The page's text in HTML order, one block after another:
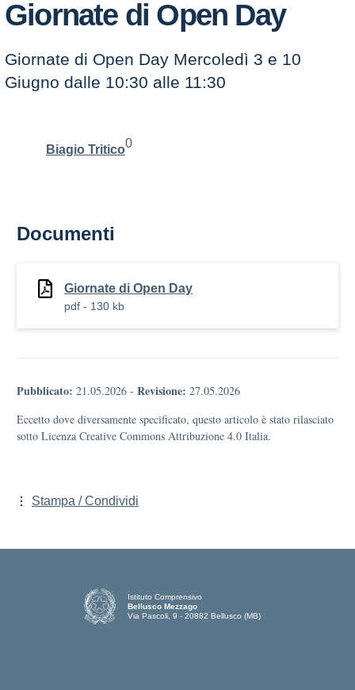
Giornate di Open Day
Giornate di Open Day Mercoledì 3 e 10
Giugno dalle 10:30 alle 11:30
Biagio Tritico0
Documenti
Giornate di Open Day
pdf - 130 kb
Pubblicato: 21.05.2026 - Revisione: 27.05.2026
Eccetto dove diversamente specificato, questo articolo è stato rilasciato
sotto Licenza Creative Commons Attribuzione 4.0 Italia.
Stampa / Condividi
Istituto Comprensivo
Bellusco Mezzago
Via Pascoli, 9 - 20882 Bellusco (MB)